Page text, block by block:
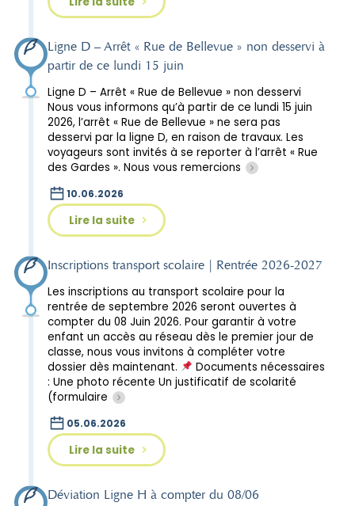
Ligne D – Arrêt « Rue de Bellevue » non desservi à
partir de ce lundi 15 juin
Ligne D – Arrêt « Rue de Bellevue » non desservi
Nous vous informons qu’à partir de ce lundi 15 juin
2026, l’arrêt « Rue de Bellevue » ne sera pas
desservi par la ligne D, en raison de travaux. Les
voyageurs sont invités à se reporter à l’arrêt « Rue
des Gardes ». Nous vous remercions
Lire la suite
10.06.2026
Inscriptions transport scolaire | Rentrée 2026-2027
Les inscriptions au transport scolaire pour la
rentrée de septembre 2026 seront ouvertes à
compter du 08 Juin 2026. Pour garantir à votre
enfant un accès au réseau dès le premier jour de
classe, nous vous invitons à compléter votre
dossier dès maintenant.
Documents nécessaires
: Une photo récente Un justificatif de scolarité
(formulaire
Lire la suite
05.06.2026
Déviation Ligne H à compter du 08/06